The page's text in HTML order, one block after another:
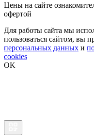
Цены на сайте
офертой
Для работы сайта мы
пользоваться сайтом, вы
персональных данных и
cookies
OK